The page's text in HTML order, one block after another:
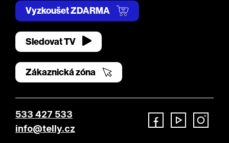
Vyzkoušet ZDARMA
Sledovat TV
Zákaznická zóna
533 427 533
info@telly.cz